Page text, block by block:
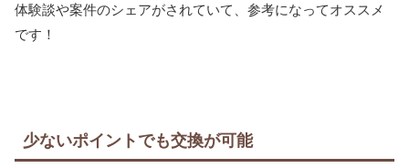
体験談や案件のシェアがされていて、参考になってオススメ
です！
少ないポイントでも交換が可能